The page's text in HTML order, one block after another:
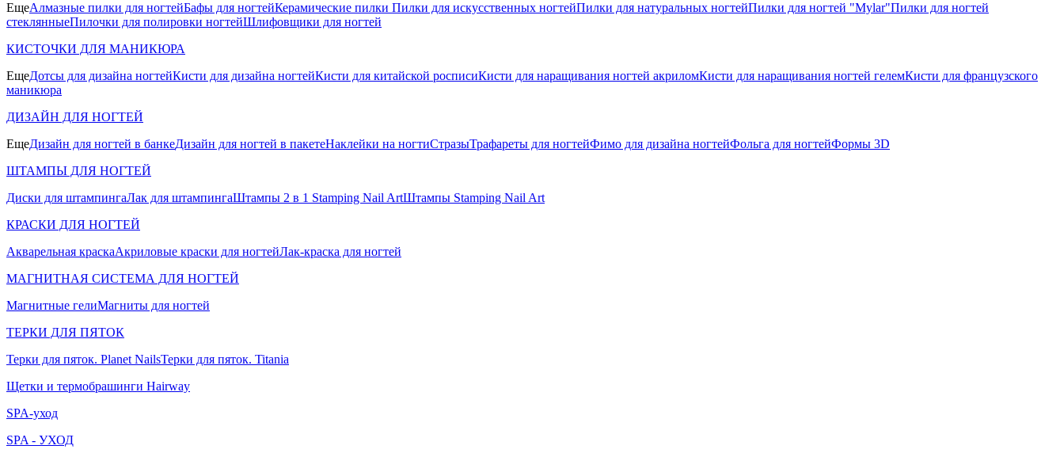
ЕщеАлмазные пилки для ногтейБафы для ногтейКерамические пилки Пилки для искусственных ногтейПилки для натуральных ногтейПилки для ногтей "Mylar"Пилки для ногтей
стеклянныеПилочки для полировки ногтейШлифовщики для ногтей
КИСТОЧКИ ДЛЯ МАНИКЮРА
ЕщеДотсы для дизайна ногтейКисти для дизайна ногтейКисти для китайской росписиКисти для наращивания ногтей акриломКисти для наращивания ногтей гелемКисти для французского
маникюра
ДИЗАЙН ДЛЯ НОГТЕЙ
ЕщеДизайн для ногтей в банкеДизайн для ногтей в пакетеНаклейки на ногтиСтразыТрафареты для ногтейФимо для дизайна ногтейФольга для ногтейФормы 3D
ШТАМПЫ ДЛЯ НОГТЕЙ
Диски для штампингаЛак для штампингаШтампы 2 в 1 Stamping Nail ArtШтампы Stamping Nail Art
КРАСКИ ДЛЯ НОГТЕЙ
Акварельная краскаАкриловые краски для ногтейЛак-краска для ногтей
МАГНИТНАЯ СИСТЕМА ДЛЯ НОГТЕЙ
Магнитные гелиМагниты для ногтей
ТЕРКИ ДЛЯ ПЯТОК
Терки для пяток. Planet NailsТерки для пяток. Titania
Щетки и термобрашинги Hairway
SPA-уход
SPA - УХОД